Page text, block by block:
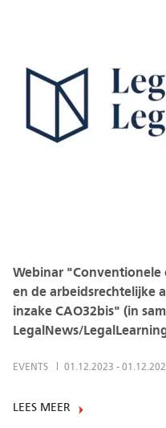
Webinar
en de arbeidsrechtelijke
inzake CAO32bis" (in
LegalNews/
EVENTS 01.12.2023 -
LEES MEER